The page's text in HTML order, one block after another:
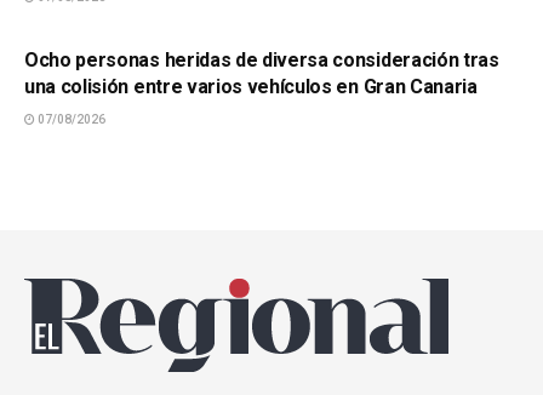
Ocho personas heridas de diversa consideración tras
una colisión entre varios vehículos en Gran Canaria
07/08/2026